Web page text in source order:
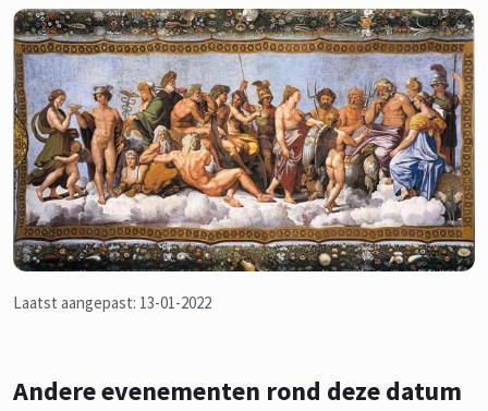
Laatst aangepast: 13-01-2022
Andere evenementen rond deze datum